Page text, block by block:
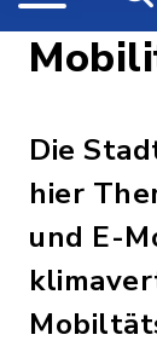
Die
hier
und E-